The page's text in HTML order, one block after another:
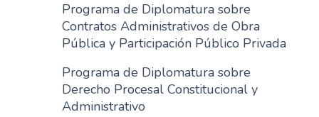
Programa de Diplomatura sobre
Contratos Administrativos de Obra
Pública y Participación Público Privada
Programa de Diplomatura sobre
Derecho Procesal Constitucional y
Administrativo